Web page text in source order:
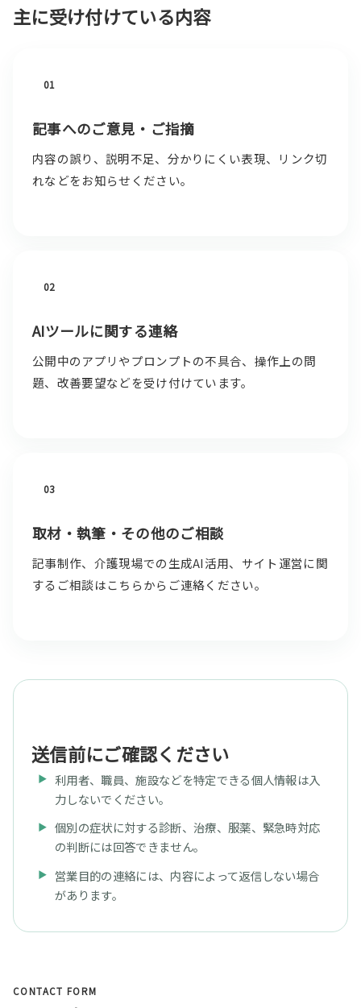
主に受け付けている内容
01
記事へのご意見・ご指摘
内容の誤り、説明不足、分かりにくい表現、リンク切
れなどをお知らせください。
02
AIツールに関する連絡
公開中のアプリやプロンプトの不具合、操作上の問
題、改善要望などを受け付けています。
03
取材・執筆・その他のご相談
記事制作、介護現場での生成AI活用、サイト運営に関
するご相談はこちらからご連絡ください。
送信前にご確認ください
利用者、職員、施設などを特定できる個人情報は入
力しないでください。
個別の症状に対する診断、治療、服薬、緊急時対応
の判断には回答できません。
営業目的の連絡には、内容によって返信しない場合
があります。
CONTACT FORM